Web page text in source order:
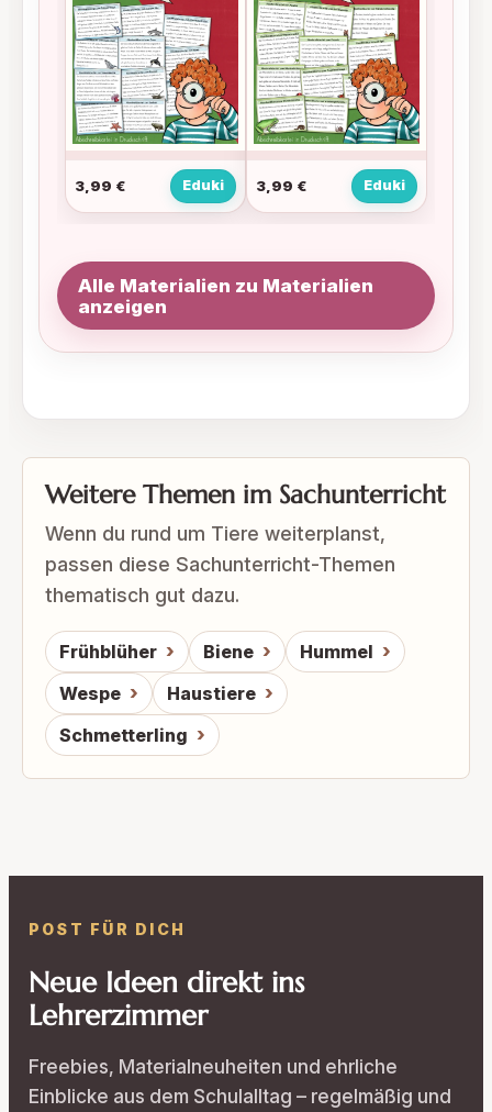
3,99 € Eduki 3,99 € Eduki
Alle Materialien zu Materialien
anzeigen
Weitere Themen im Sachunterricht
Wenn du rund um Tiere weiterplanst,
passen diese Sachunterricht-Themen
thematisch gut dazu.
Frühblüher Biene
Hummel
Wespe
Haustiere
Schmetterling
POST FÜR DICH
Neue Ideen direkt ins
Lehrerzimmer
Freebies, Materialneuheiten und ehrliche
Einblicke aus dem Schulalltag – regelmäßig und